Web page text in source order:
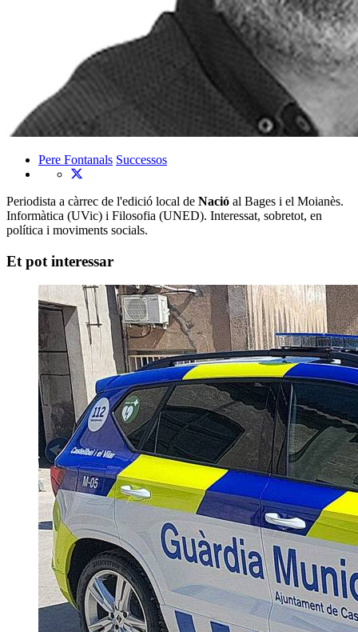
Pere Fontanals Successos
Periodista a càrrec de l'edició local de Nació al Bages i el Moianès.
Informàtica (UVic) i Filosofia (UNED). Interessat, sobretot, en
política i moviments socials.
Et pot interessar